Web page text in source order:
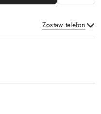
Zostaw telefon